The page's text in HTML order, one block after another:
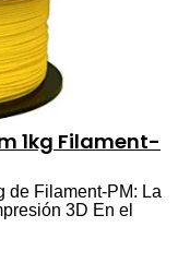
1kg Filament-
de Filament-PM: La
3D En el